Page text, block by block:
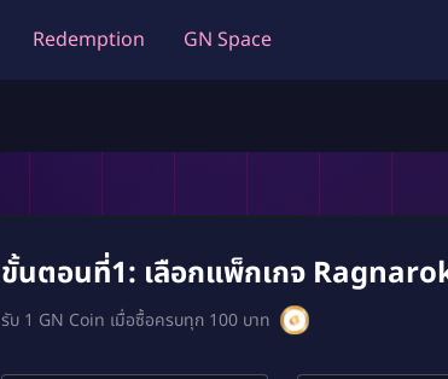
Redemption GN Space
ขั้นตอนที่1: เลือกแพ็กเกจ
รับ 1 GN Coin เมื่อซื้อครบทุก 100 บาท